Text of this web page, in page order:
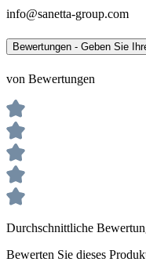
info@sanetta-group.com
Bewertungen - Geben Sie
von Bewertungen
Durchschnittliche
Bewerten Sie dieses